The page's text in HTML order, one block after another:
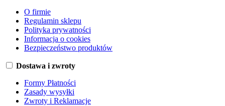
O firmie
Regulamin sklepu
Polityka prywatności
Informacja o cookies
Bezpieczeństwo produktów
Dostawa i zwroty
Formy Płatności
Zasady wysyłki
Zwroty i Reklamacje